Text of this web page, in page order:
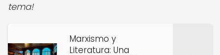
tema!
Marxismo y
Literatura: Una